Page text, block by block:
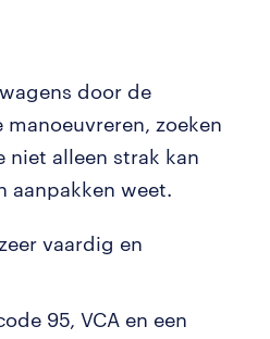
door de
zoeken
niet alleen strak kan
aanpakken weet.
vaardig en
95, VCA en een